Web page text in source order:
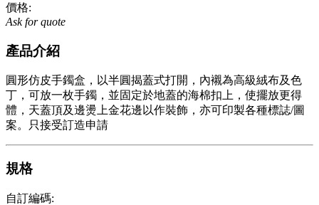
價格:
Ask for quote
產品介紹
圓形仿皮手鐲盒，以半圓揭蓋式打開，內襯為高級絨布及色
丁，可放一枚手鐲，並固定於地蓋的海棉扣上，使擺放更得
體，天蓋頂及邊燙上金花邊以作裝飾，亦可印製各種標誌/圖
案。只接受訂造申請
規格
自訂編碼: